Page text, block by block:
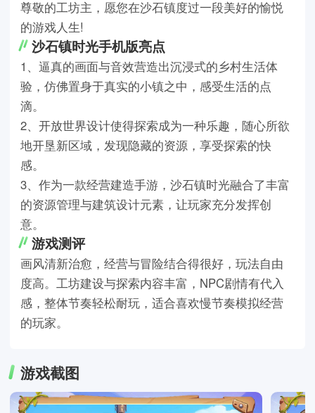
尊敬的工坊主，愿您在沙石镇度过一段美好的愉悦
的游戏人生!
沙石镇时光手机版亮点
1、逼真的画面与音效营造出沉浸式的乡村生活体
验，仿佛置身于真实的小镇之中，感受生活的点
滴。
2、开放世界设计使得探索成为一种乐趣，随心所欲
地开垦新区域，发现隐藏的资源，享受探索的快
感。
3、作为一款经营建造手游，沙石镇时光融合了丰富
的资源管理与建筑设计元素，让玩家充分发挥创
意。
游戏测评
画风清新治愈，经营与冒险结合得很好，玩法自由
度高。工坊建设与探索内容丰富，NPC剧情有代入
感，整体节奏轻松耐玩，适合喜欢慢节奏模拟经营
的玩家。
游戏截图